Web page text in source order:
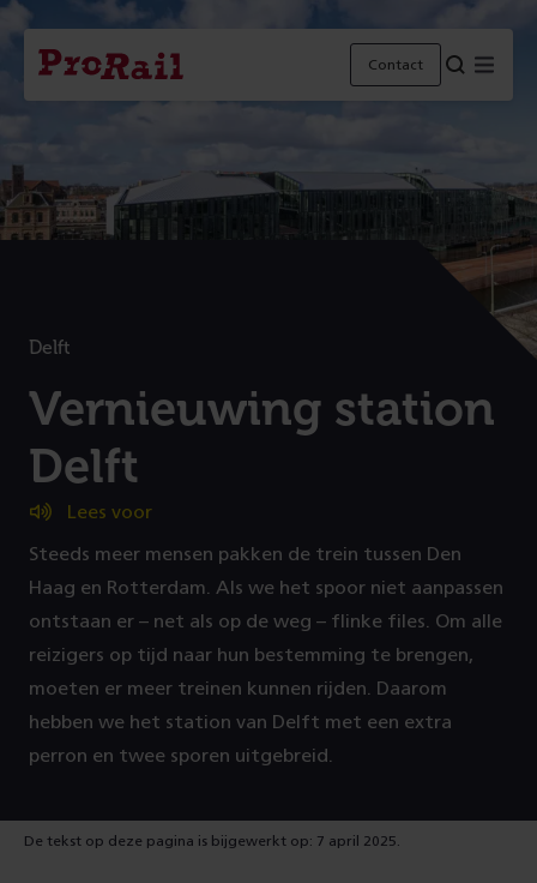
Navigatie
Homepage
ProRail
Contact
Delft
:
Vernieuwing station
Delft
(
P
r
o
j
e
Lees voor
Steeds meer mensen pakken de trein tussen Den
Haag en Rotterdam. Als we het spoor niet aanpassen
ontstaan er – net als op de weg – flinke files. Om alle
reizigers op tijd naar hun bestemming te brengen,
moeten er meer treinen kunnen rijden. Daarom
hebben we het station van Delft met een extra
perron en twee sporen uitgebreid.
De tekst op deze pagina is bijgewerkt op: 7 april 2025.